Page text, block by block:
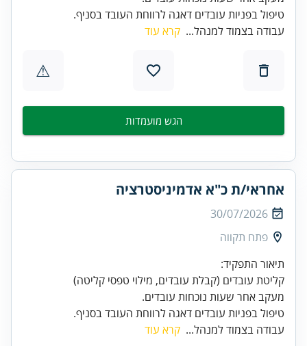
טיפול בפניות עובדים דאגה לרווחת העובד בסניף.
עבודה בצמוד למנהל... קרא עוד
⚠
הגש מועמדות
אחראי/ת כ"א אדמיניסטרציה
30/07/2026
פתח תקווה
טיפול בפניות עובדים דאגה לרווחת העובד בסניף.
עבודה בצמוד למנהל... קרא עוד